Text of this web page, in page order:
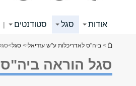
אודות סגל סטודנטים |
הינך נמצא כאן
> ביה"ס לאדריכלות ע"ש עזריאלי> סגל>
סגל הוראה